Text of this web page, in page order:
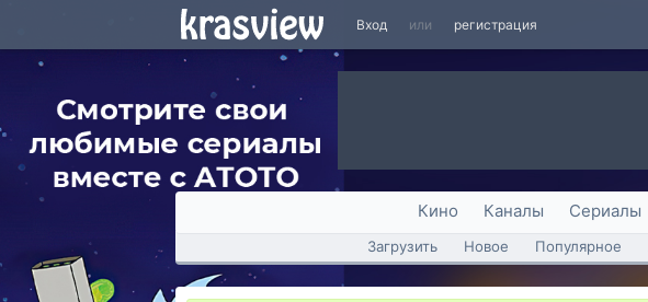
Вход или регистрация
Кино Каналы Сериалы
Загрузить Новое Популярное